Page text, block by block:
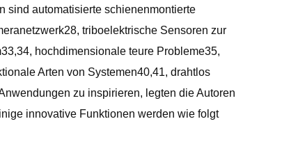
sind automatisierte schienenmontierte
triboelektrische Sensoren zur
hochdimensionale teure Probleme35,
Arten von Systemen40,41, drahtlos
zu inspirieren, legten die Autoren
innovative Funktionen werden wie folgt